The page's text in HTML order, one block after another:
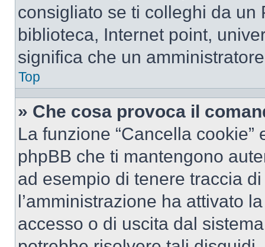
consigliato se ti colleghi da un
biblioteca, Internet point,
significa che un
Top
» Che cosa provoca il
La funzione “Cancella
phpBB che ti mantengono
ad esempio di tenere traccia
l’amministrazione ha attivato
accesso o di uscita dal